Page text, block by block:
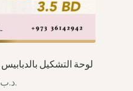
Mushroom Nails Forest لوحة التشكيل بالدبابيس
.د.ب